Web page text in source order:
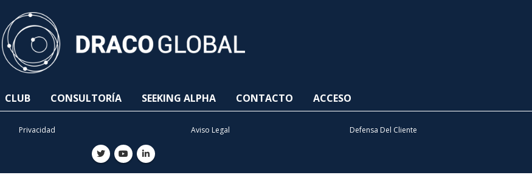
CLUB CONSULTORÍA SEEKING ALPHA CONTACTO ACCESO
Privacidad Aviso Legal Defensa Del Cliente